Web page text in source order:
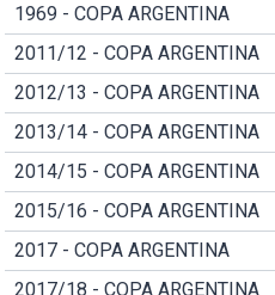
1969 - COPA ARGENTINA
2011/12 - COPA ARGENTINA
2012/13 - COPA ARGENTINA
2013/14 - COPA ARGENTINA
2014/15 - COPA ARGENTINA
2015/16 - COPA ARGENTINA
2017 - COPA ARGENTINA
2017/18 - COPA ARGENTINA